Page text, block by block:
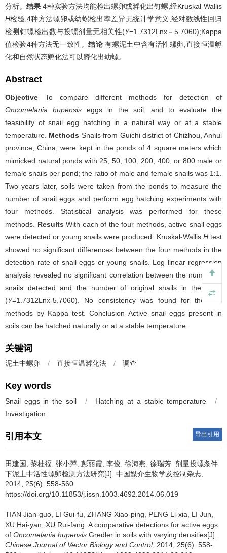
分析。结果 4种实验方法均能检出螺卵或孵化出钉螺,经Kruskal-Wallis
H检验,4种方法螺卵或幼螺检出率差异无统计学意义;经对数线性回归
检测钉螺检出数与投螺剂量无相关性(Y=1.7312Lnx－5.7060);Kappa
值检验4种方法无一致性。结论有螺泥土中含有活性螺卵,直接恒温孵
化和自然状态孵化法可以孵化出幼螺。
Abstract
Objective To compare different methods for detection of
Oncomelania hupensis eggs in the soil, and to evaluate the
feasibility of snail egg hatching in a natural way or at a stable
temperature. Methods Snails from Guichi district of Chizhou, Anhui
province, China, were kept in the ponds of 4 square meters which
mimicked natural ponds with 25, 50, 100, 200, 400, or 800 male or
female snails per pond; the ratio of male and female snails was 1:1.
Two years later, soils were taken from the ponds to measure the
number of snail eggs and perform egg hatching experiments with
four methods. Statistical analysis was performed for these
methods. Results With each of the four methods, active snail eggs
were detected or young snails were produced. Kruskal-WallisHtest
showed no significant differences between the four methods in the
detection rate of snail eggs or young snails. Log linear regression
analysis revealed no significant correlation between the number of
snails detected and the number of original snails in the pond
(Y=1.7312Lnx-5.7060). No consistency was found for the four
methods by Kappa test. Conclusion Active snail eggs present in
soils can be hatched naturally or at a stable temperature.
关键词
泥土中螺卵 / 直接恒温孵化法 / 调查
Key words
Snail eggs in the soil / Hatching at a stable temperature
/
Investigation
引用本文 导出引用
田建国, 黎桂福, 张小萍, 彭丽霞, 李俊, 徐海燕, 徐瑞芳. 剂量投螺条件
下泥土中活性螺卵检测方法研究[J]. 中国媒介生物学及控制杂志,
2014, 25(6): 558-560
https://doi.org/10.11853/j.issn.1003.4692.2014.06.019
TIAN Jian-guo, LI Gui-fu, ZHANG Xiao-ping, PENG Li-xia, LI Jun,
XU Hai-yan, XU Rui-fang. A comparative detections for active eggs
of Oncomelania hupensis Gredler in soils with varying densities[J].
Chinese Journal of Vector Biology and Control, 2014, 25(6): 558-